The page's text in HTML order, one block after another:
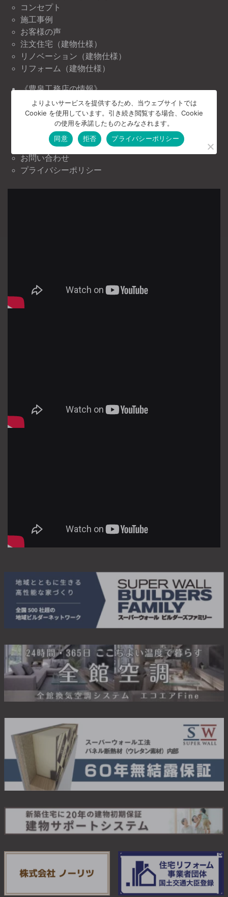
コンセプト
施工事例
お客様の声
注文住宅（建物仕様）
リノベーション（建物仕様）
リフォーム（建物仕様）
《豊泉工務店の情報》
ニュース＆トピックス
イベント情報
《豊泉工務店について》
会社案内
お問い合わせ
プライバシーポリシー
よりよいサービスを提供するため、当ウェブサイトでは
Cookie を使用しています。引き続き閲覧する場合、Cookie
の使用を承諾したものとみなされます。
同意
拒否 プライバシーポリシー